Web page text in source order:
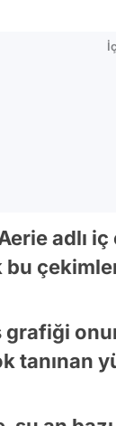
adlı iç
grafiği
tanınan